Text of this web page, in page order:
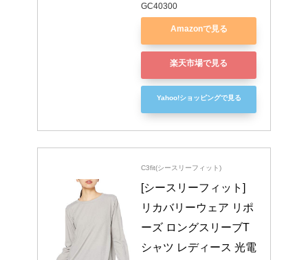
GC40300
Amazonで見る
楽天市場で見る
Yahoo!ショッピングで見る
C3fit(シースリーフィット)
[シースリーフィット]
リカバリーウェア リポ
ーズ ロングスリーブT
シャツ レディース 光電